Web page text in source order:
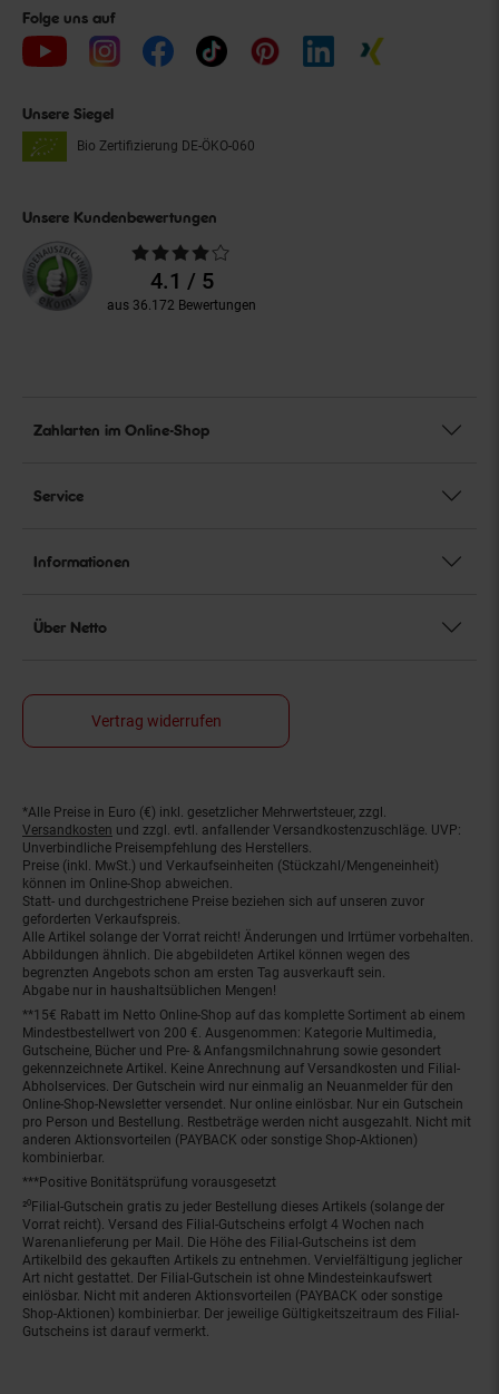
Folge uns auf
Unsere Siegel
Bio Zertifizierung DE-ÖKO-060
Unsere Kundenbewertungen
Durchschnittliche
Bewertungen4.1 / 5
aus 36.172 Bewertungen
Zahlarten im Online-Shop
Service
Informationen
Über Netto
Vertrag widerrufen
Fußnoten
*Alle Preise in Euro (€) inkl. gesetzlicher Mehrwertsteuer, zzgl.
Versandkosten und zzgl. evtl. anfallender Versandkostenzuschläge. UVP:
Unverbindliche Preisempfehlung des Herstellers.
Preise (inkl. MwSt.) und Verkaufseinheiten (Stückzahl/Mengeneinheit)
können im Online-Shop abweichen.
Statt- und durchgestrichene Preise beziehen sich auf unseren zuvor
geforderten Verkaufspreis.
Alle Artikel solange der Vorrat reicht! Änderungen und Irrtümer vorbehalten.
Abbildungen ähnlich. Die abgebildeten Artikel können wegen des
begrenzten Angebots schon am ersten Tag ausverkauft sein.
Abgabe nur in haushaltsüblichen Mengen!
**15€ Rabatt im Netto Online-Shop auf das komplette Sortiment ab einem
Mindestbestellwert von 200 €. Ausgenommen: Kategorie Multimedia,
Gutscheine, Bücher und Pre- & Anfangsmilchnahrung sowie gesondert
gekennzeichnete Artikel. Keine Anrechnung auf Versandkosten und Filial-
Abholservices. Der Gutschein wird nur einmalig an Neuanmelder für den
Online-Shop-Newsletter versendet. Nur online einlösbar. Nur ein Gutschein
pro Person und Bestellung. Restbeträge werden nicht ausgezahlt. Nicht mit
anderen Aktionsvorteilen (PAYBACK oder sonstige Shop-Aktionen)
kombinierbar.
***Positive Bonitätsprüfung vorausgesetzt
²⁰Filial-Gutschein gratis zu jeder Bestellung dieses Artikels (solange der
Vorrat reicht). Versand des Filial-Gutscheins erfolgt 4 Wochen nach
Warenanlieferung per Mail. Die Höhe des Filial-Gutscheins ist dem
Artikelbild des gekauften Artikels zu entnehmen. Vervielfältigung jeglicher
Art nicht gestattet. Der Filial-Gutschein ist ohne Mindesteinkaufswert
einlösbar. Nicht mit anderen Aktionsvorteilen (PAYBACK oder sonstige
Shop-Aktionen) kombinierbar. Der jeweilige Gültigkeitszeitraum des Filial-
Gutscheins ist darauf vermerkt.